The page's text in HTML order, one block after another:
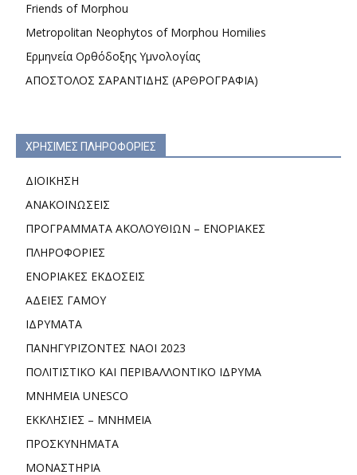
Friends of Morphou
Metropolitan Neophytos of Morphou Homilies
Ερμηνεία Ορθόδοξης Υμνολογίας
ΑΠΟΣΤΟΛΟΣ ΣΑΡΑΝΤΙΔΗΣ (ΑΡΘΡΟΓΡΑΦΙΑ)
ΧΡΗΣΙΜΕΣ ΠΛΗΡΟΦΟΡΙΕΣ
ΔΙΟΙΚΗΣΗ
ΑΝΑΚΟΙΝΩΣΕΙΣ
ΠΡΟΓΡΑΜΜΑΤΑ ΑΚΟΛΟΥΘΙΩΝ – ΕΝΟΡΙΑΚΕΣ
ΠΛΗΡΟΦΟΡΙΕΣ
ΕΝΟΡΙΑΚΕΣ ΕΚΔΟΣΕΙΣ
ΑΔΕΙΕΣ ΓΑΜΟΥ
ΙΔΡΥΜΑΤΑ
ΠΑΝΗΓΥΡΙΖΟΝΤΕΣ ΝΑΟΙ 2023
ΠΟΛΙΤΙΣΤΙΚΟ ΚΑΙ ΠΕΡΙΒΑΛΛΟΝΤΙΚΟ ΙΔΡΥΜΑ
ΜΝΗΜΕΙΑ UNESCO
ΕΚΚΛΗΣΙΕΣ – ΜΝΗΜΕΙΑ
ΠΡΟΣΚΥΝΗΜΑΤΑ
ΜΟΝΑΣΤΗΡΙΑ